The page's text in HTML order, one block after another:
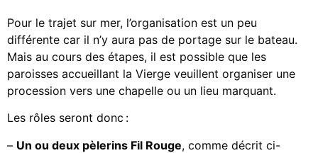
Pour le trajet sur mer, l’organisation est un peu
différente car il n’y aura pas de portage sur le bateau.
Mais au cours des étapes, il est possible que les
paroisses accueillant la Vierge veuillent organiser une
procession vers une chapelle ou un lieu marquant.
Les rôles seront donc :
– Un ou deux pèlerins Fil Rouge, comme décrit ci-